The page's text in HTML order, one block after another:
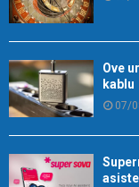
Ove
kablu
07/